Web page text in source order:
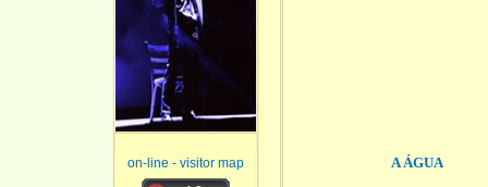
on-line - visitor map A ÁGUA